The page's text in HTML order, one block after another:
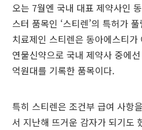
오는 7월엔 국내 대표 제약사인
스터 품목인 ‘스티렌’의 특허가
치료제인 스티렌은 동아에스티가
연물신약으로 국내 제약사 중에
억원대를 기록한 품목이다.
특히 스티렌은 조건부 급여 사항
서 지난해 뜨거운 감자가 되기도